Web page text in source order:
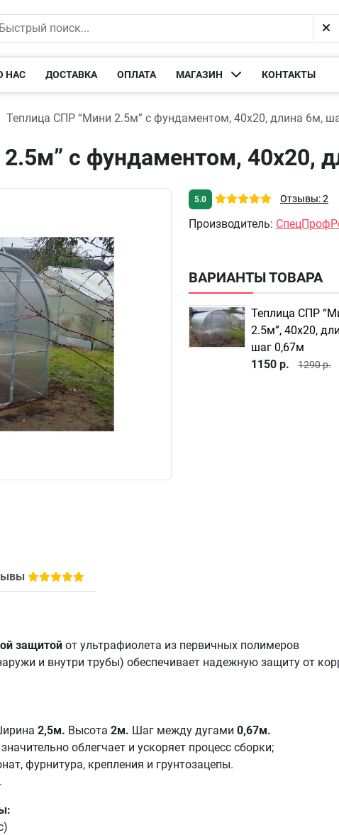
НАС ДОСТАВКА ОПЛАТА МАГАЗИН КОНТАКТЫ
Теплица СПР “Мини 2.5м” с фундаментом, 40х20, длина 6м,
с фундаментом, 40х20,
5.0 Отзывы: 2
Производитель:
ВАРИАНТЫ ТОВАРА
Теплица СПР
2.5м”, 40х20,
шаг 0,67м
1150 р.
1290 р.
защитой от ультрафиолета из первичных полимеров
и внутри трубы) обеспечивает надежную защиту от
2,5м. Высота 2м. Шаг между дугами 0,67м.
облегчает и ускоряет процесс сборки;
фурнитура, крепления и грунтозацепы.